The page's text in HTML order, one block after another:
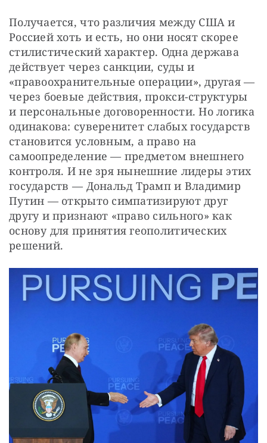
Получается, что различия между США и
Россией хоть и есть, но они носят скорее
стилистический характер. Одна держава
действует через санкции, суды и
«правоохранительные операции», другая —
через боевые действия, прокси-структуры
и персональные договоренности. Но логика
одинакова: суверенитет слабых государств
становится условным, а право на
самоопределение — предметом внешнего
контроля. И не зря нынешние лидеры этих
государств — Дональд Трамп и Владимир
Путин — открыто симпатизируют друг
другу и признают «право сильного» как
основу для принятия геополитических
решений.